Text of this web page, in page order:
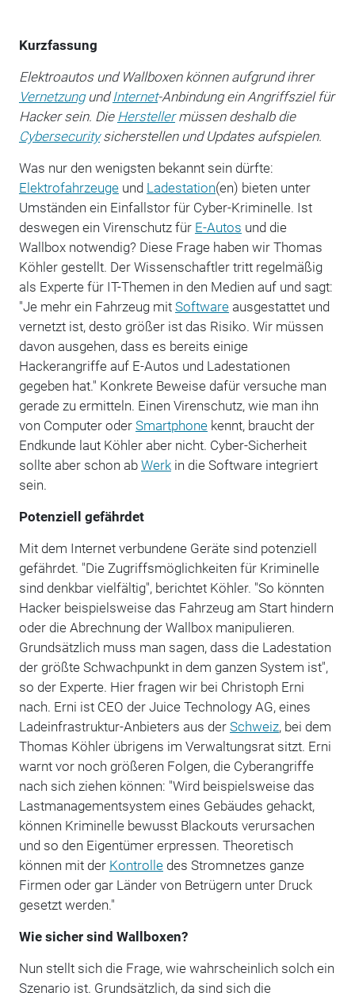
Kurzfassung
Elektroautos und Wallboxen können aufgrund ihrer
VernetzungundInternet-Anbindung ein Angriffsziel für
Hacker sein. Die Herstellermüssen deshalb die
Cybersecuritysicherstellen und Updates aufspielen.
Was nur den wenigsten bekannt sein dürfte:
Elektrofahrzeugeund Ladestation(en) bieten unter
Umständen ein Einfallstor für Cyber-Kriminelle. Ist
deswegen ein Virenschutz für E-Autos und die
Wallbox notwendig? Diese Frage haben wir Thomas
Köhler gestellt. Der Wissenschaftler tritt regelmäßig
als Experte für IT-Themen in den Medien auf und sagt:
"Je mehr ein Fahrzeug mit Softwareausgestattet und
vernetzt ist, desto größer ist das Risiko. Wir müssen
davon ausgehen, dass es bereits einige
Hackerangriffe auf E-Autos und Ladestationen
gegeben hat." Konkrete Beweise dafür versuche man
gerade zu ermitteln. Einen Virenschutz, wie man ihn
von Computer oder Smartphonekennt, braucht der
Endkunde laut Köhler aber nicht. Cyber-Sicherheit
sollte aber schon ab Werkin die Software integriert
sein.
Potenziell gefährdet
Mit dem Internet verbundene Geräte sind potenziell
gefährdet. "Die Zugriffsmöglichkeiten für Kriminelle
sind denkbar vielfältig", berichtet Köhler. "So könnten
Hacker beispielsweise das Fahrzeug am Start hindern
oder die Abrechnung der Wallbox manipulieren.
Grundsätzlich muss man sagen, dass die Ladestation
der größte Schwachpunkt in dem ganzen System ist",
so der Experte. Hier fragen wir bei Christoph Erni
nach. Erni ist CEO der Juice Technology AG, eines
Ladeinfrastruktur-Anbieters aus der Schweiz, bei dem
Thomas Köhler übrigens im Verwaltungsrat sitzt. Erni
warnt vor noch größeren Folgen, die Cyberangriffe
nach sich ziehen können: "Wird beispielsweise das
Lastmanagementsystem eines Gebäudes gehackt,
können Kriminelle bewusst Blackouts verursachen
und so den Eigentümer erpressen. Theoretisch
können mit der Kontrolledes Stromnetzes ganze
Firmen oder gar Länder von Betrügern unter Druck
gesetzt werden."
Wie sicher sind Wallboxen?
Nun stellt sich die Frage, wie wahrscheinlich solch ein
Szenario ist. Grundsätzlich, da sind sich die